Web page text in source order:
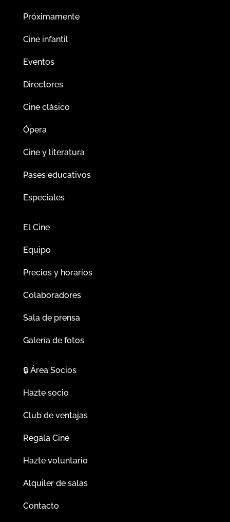
Próximamente
Cine infantil
Eventos
Directores
Cine clásico
Ópera
Cine y literatura
Pases educativos
Especiales
El Cine
Equipo
Precios y horarios
Colaboradores
Sala de prensa
Galería de fotos
🔒Área Socios
Hazte socio
Club de ventajas
Regala Cine
Hazte voluntario
Alquiler de salas
Contacto